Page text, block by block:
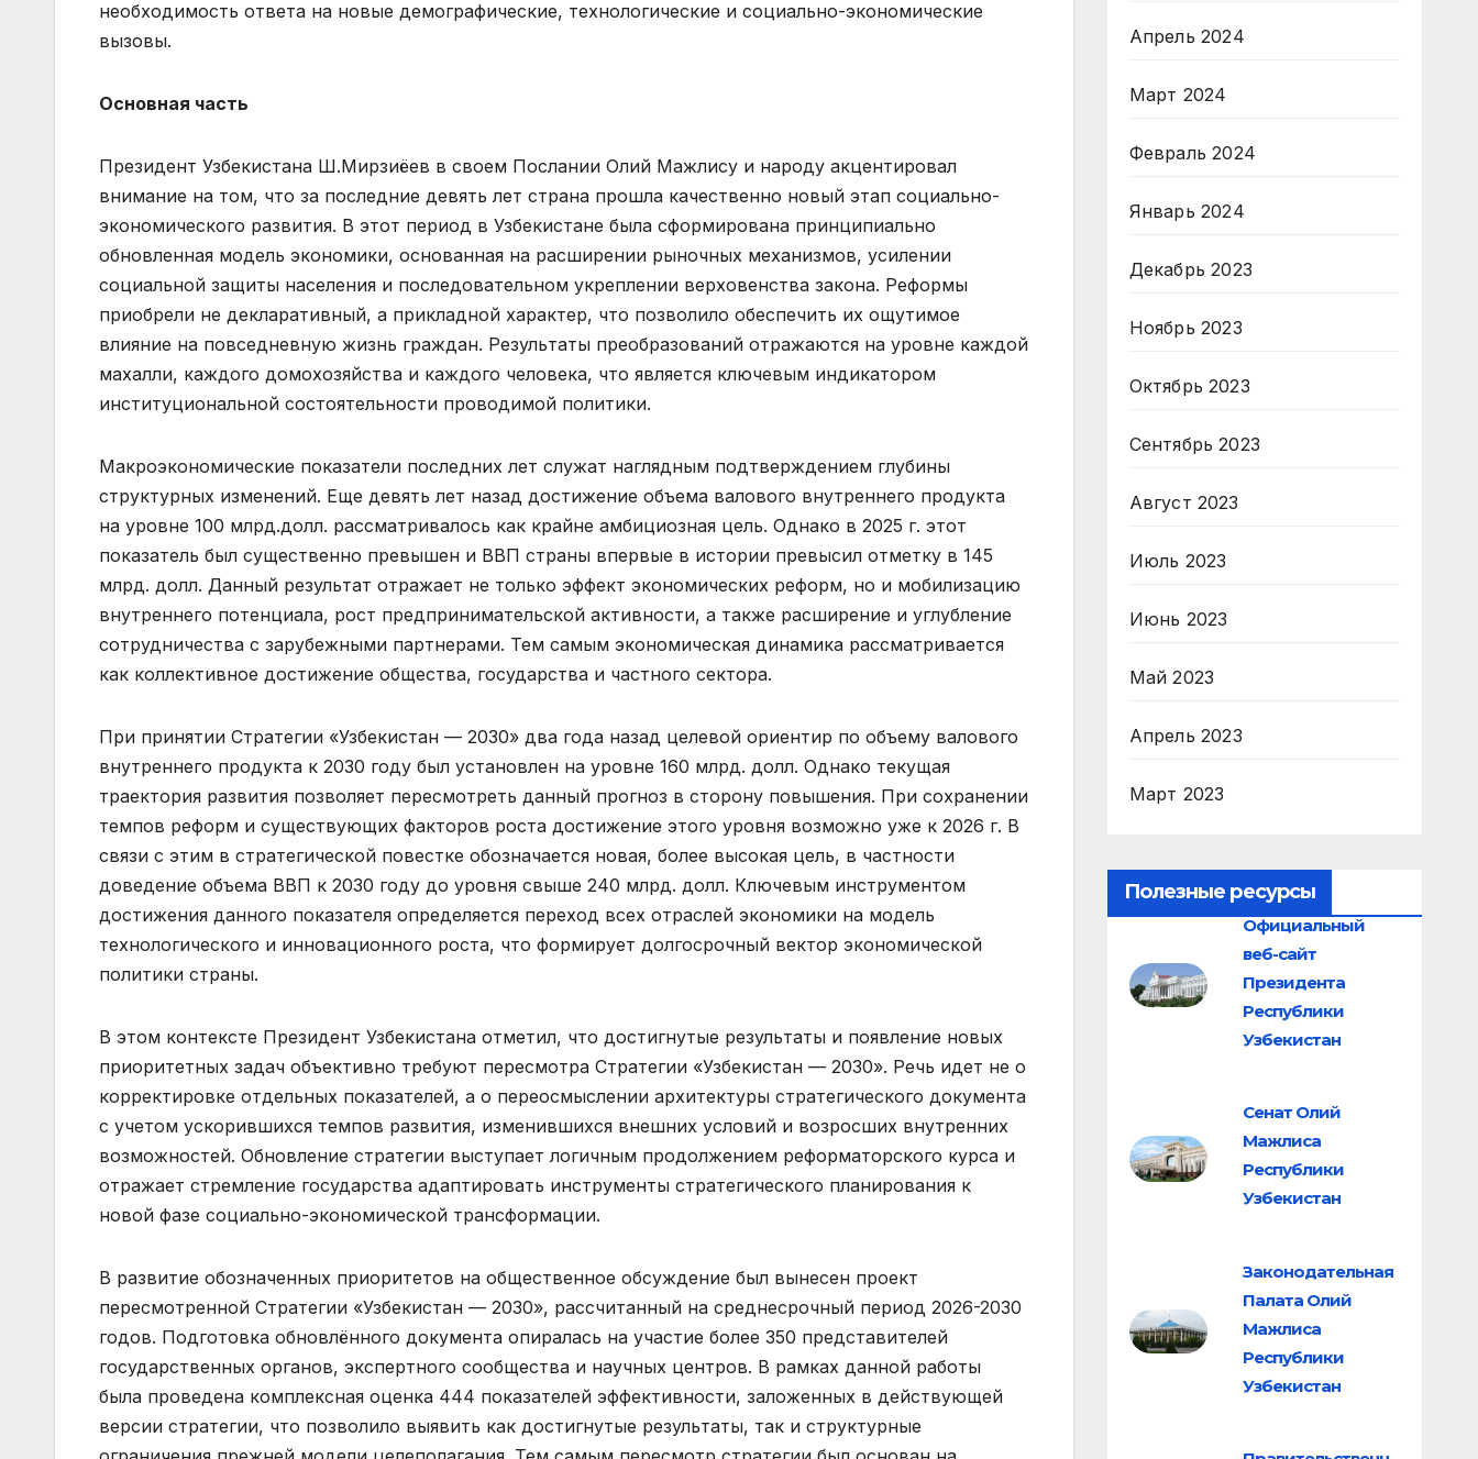
необходимость ответа на новые демографические, технологические и социально-экономические
вызовы.
Основная часть
Президент Узбекистана Ш.Мирзиёев в своем Послании Олий Мажлису и народу акцентировал
внимание на том, что за последние девять лет страна прошла качественно новый этап социально-
экономического развития. В этот период в Узбекистане была сформирована принципиально
обновленная модель экономики, основанная на расширении рыночных механизмов, усилении
социальной защиты населения и последовательном укреплении верховенства закона. Реформы
приобрели не декларативный, а прикладной характер, что позволило обеспечить их ощутимое
влияние на повседневную жизнь граждан. Результаты преобразований отражаются на уровне каждой
махалли, каждого домохозяйства и каждого человека, что является ключевым индикатором
институциональной состоятельности проводимой политики.
Макроэкономические показатели последних лет служат наглядным подтверждением глубины
структурных изменений. Еще девять лет назад достижение объема валового внутреннего продукта
на уровне 100 млрд.долл. рассматривалось как крайне амбициозная цель. Однако в 2025 г. этот
показатель был существенно превышен и ВВП страны впервые в истории превысил отметку в 145
млрд. долл. Данный результат отражает не только эффект экономических реформ, но и мобилизацию
внутреннего потенциала, рост предпринимательской активности, а также расширение и углубление
сотрудничества с зарубежными партнерами. Тем самым экономическая динамика рассматривается
как коллективное достижение общества, государства и частного сектора.
При принятии Стратегии «Узбекистан — 2030» два года назад целевой ориентир по объему валового
внутреннего продукта к 2030 году был установлен на уровне 160 млрд. долл. Однако текущая
траектория развития позволяет пересмотреть данный прогноз в сторону повышения. При сохранении
темпов реформ и существующих факторов роста достижение этого уровня возможно уже к 2026 г. В
связи с этим в стратегической повестке обозначается новая, более высокая цель, в частности
доведение объема ВВП к 2030 году до уровня свыше 240 млрд. долл. Ключевым инструментом
достижения данного показателя определяется переход всех отраслей экономики на модель
технологического и инновационного роста, что формирует долгосрочный вектор экономической
политики страны.
В этом контексте Президент Узбекистана отметил, что достигнутые результаты и появление новых
приоритетных задач объективно требуют пересмотра Стратегии «Узбекистан — 2030». Речь идет не о
корректировке отдельных показателей, а о переосмыслении архитектуры стратегического документа
с учетом ускорившихся темпов развития, изменившихся внешних условий и возросших внутренних
возможностей. Обновление стратегии выступает логичным продолжением реформаторского курса и
отражает стремление государства адаптировать инструменты стратегического планирования к
новой фазе социально-экономической трансформации.
В развитие обозначенных приоритетов на общественное обсуждение был вынесен проект
пересмотренной Стратегии «Узбекистан — 2030», рассчитанный на среднесрочный период 2026-2030
годов. Подготовка обновлённого документа опиралась на участие более 350 представителей
государственных органов, экспертного сообщества и научных центров. В рамках данной работы
была проведена комплексная оценка 444 показателей эффективности, заложенных в действующей
версии стратегии, что позволило выявить как достигнутые результаты, так и структурные
Апрель 2024
Март 2024
Февраль 2024
Январь 2024
Декабрь 2023
Ноябрь 2023
Октябрь 2023
Сентябрь 2023
Август 2023
Июль 2023
Июнь 2023
Май 2023
Апрель 2023
Март 2023
Полезные ресурсы
Официальный
веб-сайт
Президента
Республики
Узбекистан
Сенат Олий
Мажлиса
Республики
Узбекистан
Законодательная
Палата Олий
Мажлиса
Республики
Узбекистан